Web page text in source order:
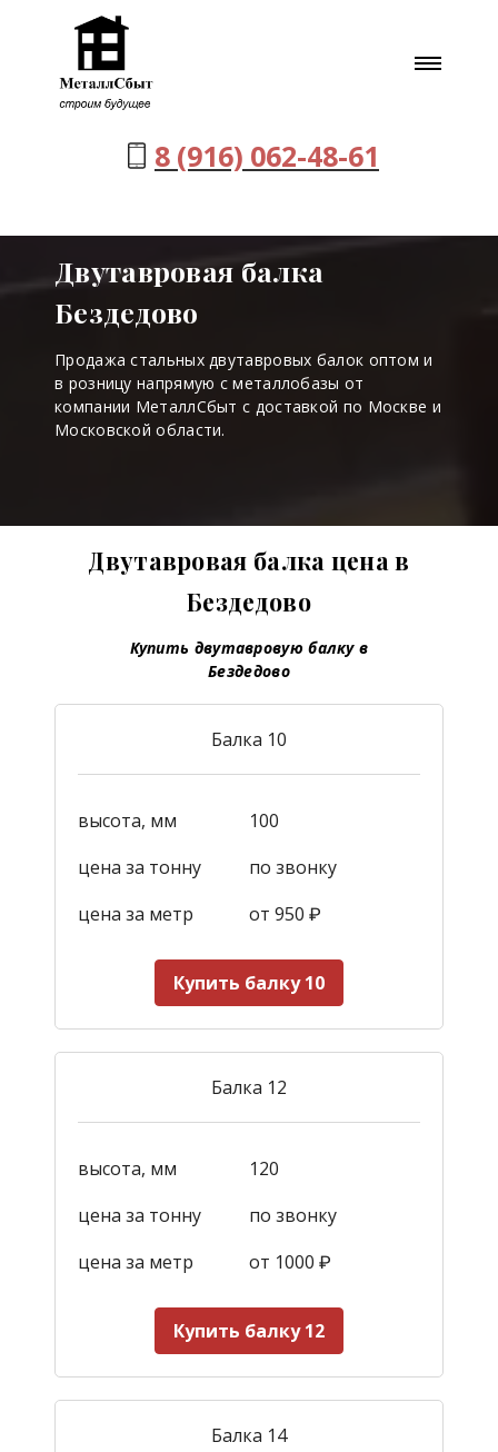
8 (916) 062-48-61
Двутавровая балка
Бездедово
Продажа стальных двутавровых балок оптом и
в розницу напрямую с металлобазы от
компании МеталлСбыт с доставкой по Москве и
Московской области.
Двутавровая балка цена в
Бездедово
Купить двутавровую балку в
Бездедово
Балка 10
высота, мм
100
цена за тонну
по звонку
цена за метр
от 950 ₽
Купить балку 10
Балка 12
высота, мм
120
цена за тонну
по звонку
цена за метр
от 1000 ₽
Купить балку 12
Балка 14